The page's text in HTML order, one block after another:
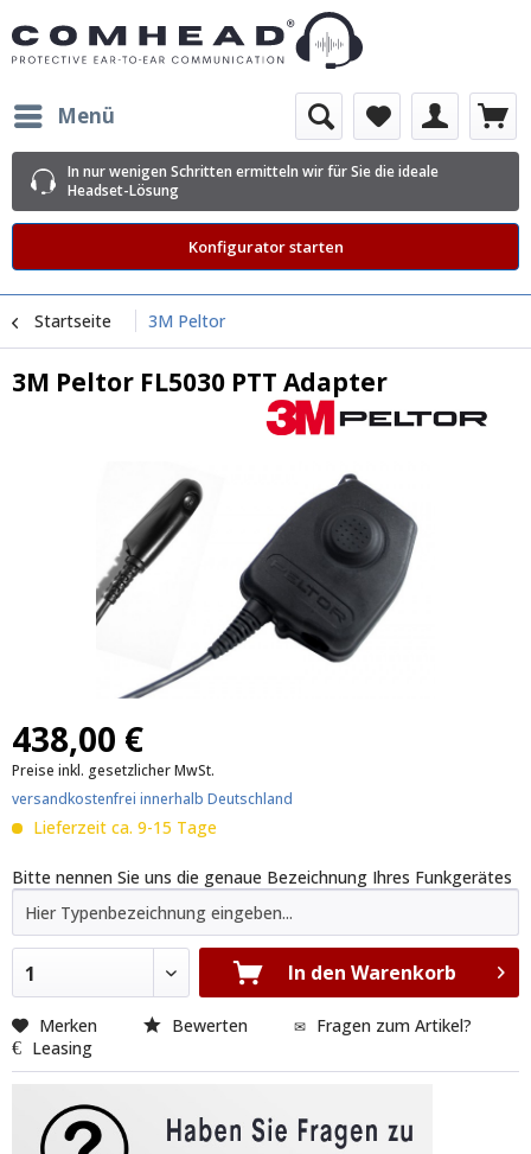
Menü
In nur wenigen Schritten ermitteln wir für Sie die ideale
Headset-Lösung
Konfigurator starten
Startseite 3M Peltor
3M Peltor FL5030 PTT Adapter
438,00 €
Preise inkl. gesetzlicher MwSt.
versandkostenfrei innerhalb Deutschland
Lieferzeit ca. 9-15 Tage
Bitte nennen Sie uns die genaue Bezeichnung Ihres Funkgerätes
1 In den Warenkorb
Merken Bewerten
Fragen zum Artikel?
Leasing